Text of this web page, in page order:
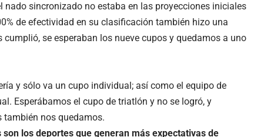
nado sincronizado no estaba en las proyecciones iniciales
de efectividad en su clasificación también hizo una
se esperaban los nueve cupos y quedamos a uno
y sólo va un cupo individual; así como el equipo de
Esperábamos el cupo de triatlón y no se logró, y
también nos quedamos.
los deportes que generan más expectativas de